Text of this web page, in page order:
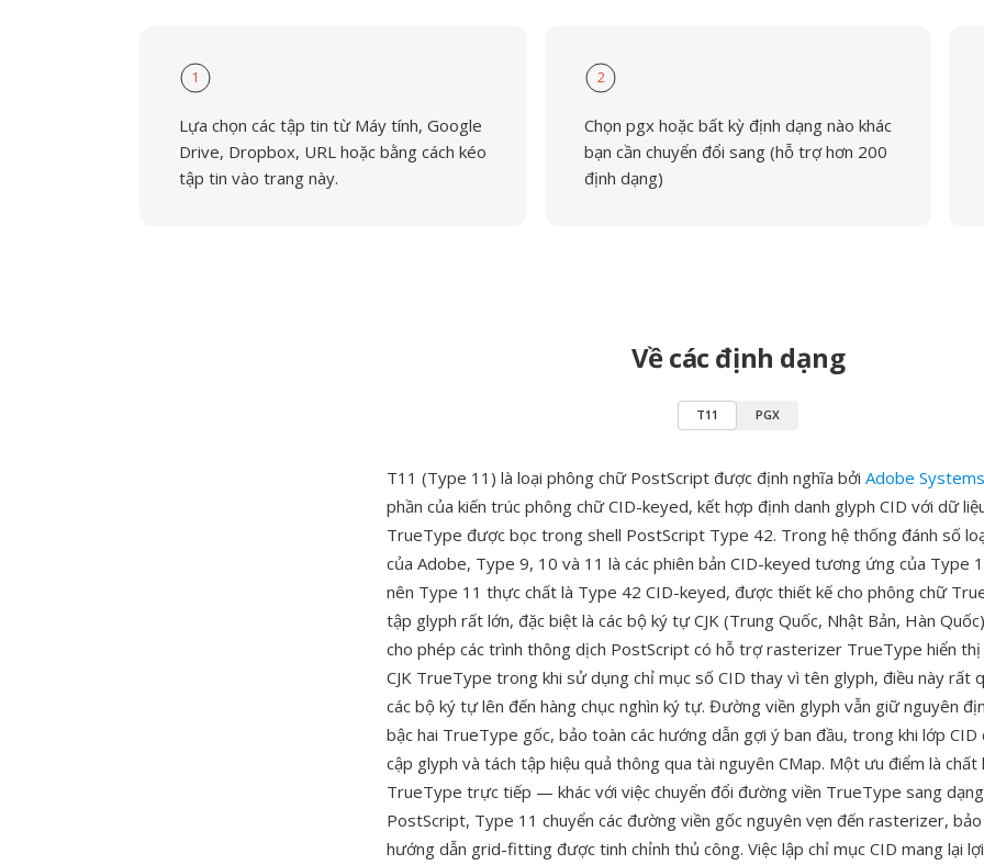
1
Lựa chọn các tập tin từ Máy tính, Google
Drive, Dropbox, URL hoặc bằng cách kéo
tập tin vào trang này.
2
Chọn pgx hoặc bất kỳ định dạng nào khác
bạn cần chuyển đổi sang (hỗ trợ hơn 200
định dạng)
Về các định dạng
T11 PGX
T11 (Type 11) là loại phông chữ PostScript được định nghĩa bởi Adobe Systems
phần của kiến trúc phông chữ CID-keyed, kết hợp định danh glyph CID với dữ
TrueType được bọc trong shell PostScript Type 42. Trong hệ thống đánh số
của Adobe, Type 9, 10 và 11 là các phiên bản CID-keyed tương ứng của Type
nên Type 11 thực chất là Type 42 CID-keyed, được thiết kế cho phông chữ
tập glyph rất lớn, đặc biệt là các bộ ký tự CJK (Trung Quốc, Nhật Bản, Hàn
cho phép các trình thông dịch PostScript có hỗ trợ rasterizer TrueType hiển
CJK TrueType trong khi sử dụng chỉ mục số CID thay vì tên glyph, điều này rất
các bộ ký tự lên đến hàng chục nghìn ký tự. Đường viền glyph vẫn giữ nguyên
bậc hai TrueType gốc, bảo toàn các hướng dẫn gợi ý ban đầu, trong khi lớp CID
cập glyph và tách tập hiệu quả thông qua tài nguyên CMap. Một ưu điểm là chất
TrueType trực tiếp — khác với việc chuyển đổi đường viền TrueType sang
PostScript, Type 11 chuyển các đường viền gốc nguyên vẹn đến rasterizer,
hướng dẫn grid-fitting được tinh chỉnh thủ công. Việc lập chỉ mục CID mang lại